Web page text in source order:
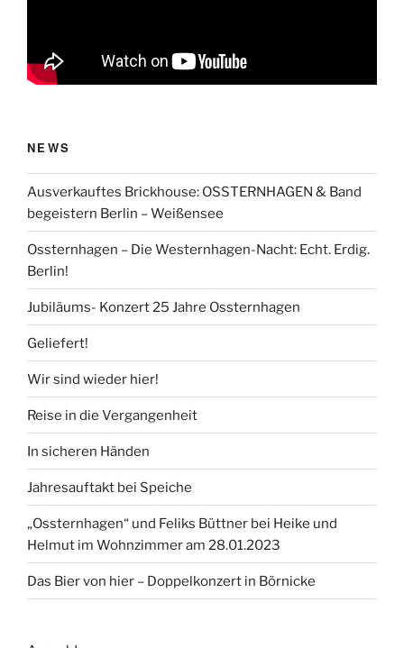
NEWS
Ausverkauftes Brickhouse: OSSTERNHAGEN & Band
begeistern Berlin – Weißensee
Ossternhagen – Die Westernhagen-Nacht: Echt. Erdig.
Berlin!
Jubiläums- Konzert 25 Jahre Ossternhagen
Geliefert!
Wir sind wieder hier!
Reise in die Vergangenheit
In sicheren Händen
Jahresauftakt bei Speiche
„Ossternhagen“ und Feliks Büttner bei Heike und
Helmut im Wohnzimmer am 28.01.2023
Das Bier von hier – Doppelkonzert in Börnicke